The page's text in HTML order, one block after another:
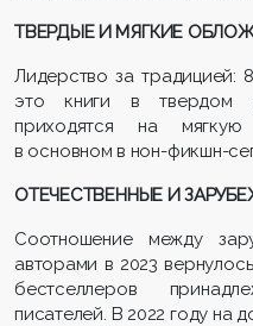
ТВЕРДЫЕ И МЯГКИЕ
Лидерство за традицией:
это книги в твердом
приходятся на
в основном в нон-фикшн-
ОТЕЧЕСТВЕННЫЕ И
Соотношение между
авторами в 2023
бестселлеров
писателей. В 2022 году на